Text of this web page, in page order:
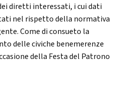
diretti interessati, i cui dati
nel rispetto della normativa
Come di consueto la
delle civiche benemerenze
della Festa del Patrono